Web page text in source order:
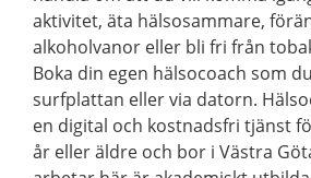
aktivitet, äta hälsosammare,
alkoholvanor eller bli fri från
Boka din egen hälsocoach som
surfplattan eller via datorn.
en digital och kostnadsfri tjänst
år eller äldre och bor i Västra